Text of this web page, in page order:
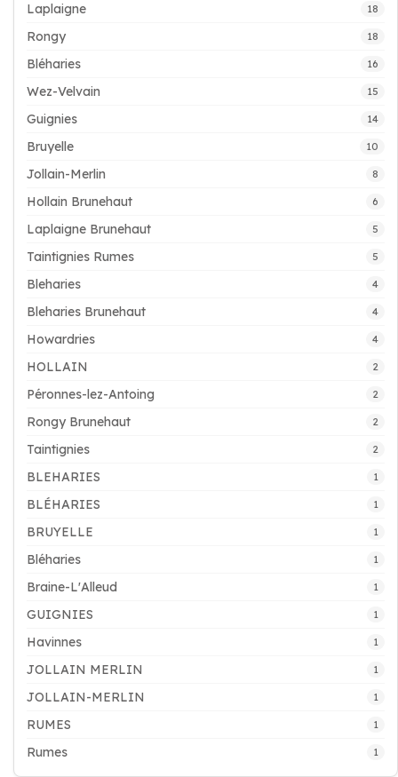
Laplaigne 18
Rongy 18
Bléharies 16
Wez-Velvain 15
Guignies 14
Bruyelle 10
Jollain-Merlin 8
Hollain Brunehaut 6
Laplaigne Brunehaut 5
Taintignies Rumes 5
Bleharies 4
Bleharies Brunehaut 4
Howardries 4
HOLLAIN 2
Péronnes-lez-Antoing 2
Rongy Brunehaut 2
Taintignies 2
BLEHARIES 1
BLÉHARIES 1
BRUYELLE 1
Bléharies 1
Braine-L'Alleud 1
GUIGNIES 1
Havinnes 1
JOLLAIN MERLIN 1
JOLLAIN-MERLIN 1
RUMES 1
Rumes 1